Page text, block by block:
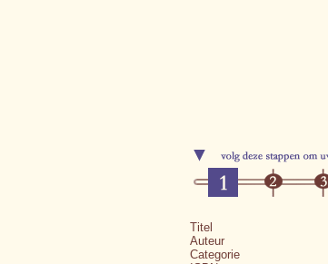
Titel
Auteur
Categorie